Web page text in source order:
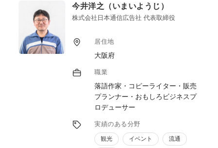
今井洋之（いまいようじ）
株式会社日本通信広告社 代表取締役
居住地
大阪府
職業
落語作家・コピーライター・販売
プランナー・おもしろビジネスプ
ロデューサー
実績のある分野
観光 イベント 流通